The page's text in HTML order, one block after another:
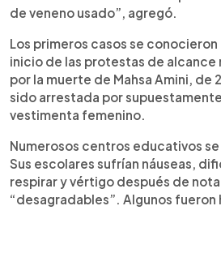
de veneno usado”, agregó.
Los primeros casos se
inicio de las protestas de alcance
por la muerte de Mahsa Amini, de
sido arrestada por
vestimenta femenino.
Numerosos centros educativos
Sus escolares sufrían náuseas,
respirar y vértigo después de
“desagradables”. Algunos